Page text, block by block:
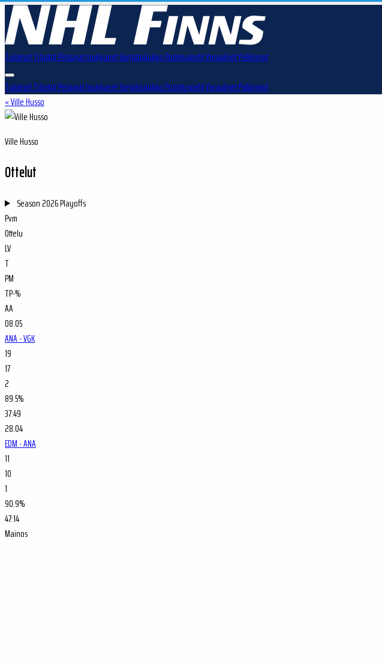
TuloksetTilastotPelaajatJoukkueetSarjataulukkoPudotuspelitVarauksetPalkinnot
TuloksetTilastotPelaajatJoukkueetSarjataulukkoPudotuspelitVarauksetPalkinnot
< Ville Husso
Ville Husso
Ottelut
Season2026 Playoffs
Pvm
Ottelu
LV
T
PM
TP-%
AA
08.05
ANA - VGK
19
17
2
89.5%
37:49
28.04
EDM - ANA
11
10
1
90.9%
47:14
Mainos